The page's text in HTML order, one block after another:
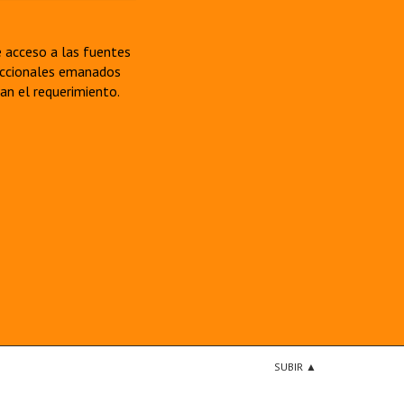
acceso a las fuentes
emanados
el requerimiento.
SUBIR ▲